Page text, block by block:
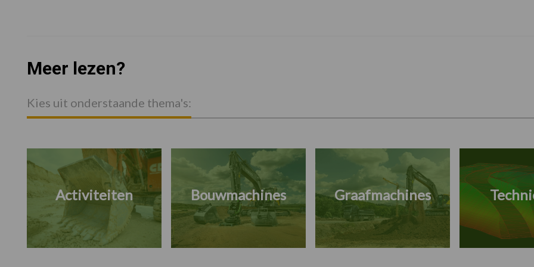
Meer lezen?
Kies uit onderstaande thema's:
Activiteiten Bouwmachines Graafmachines